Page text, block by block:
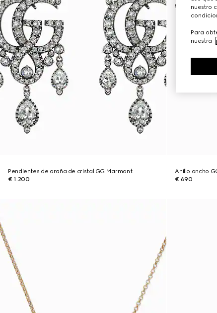
Pendientes de araña de cristal GG Marmont
€ 1.200
Anillo ancho
€ 690
nuestro
Para
nuestra